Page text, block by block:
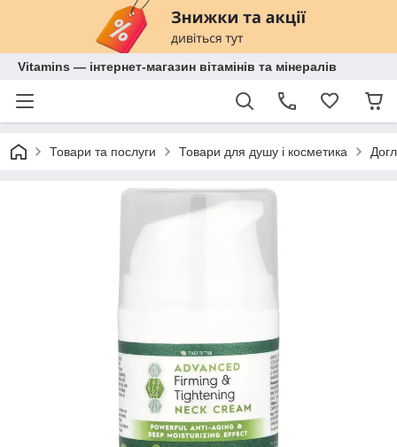
Vitamins — інтернет-магазин вітамінів та мінералів
Товари та послуги Товари для душу і косметика